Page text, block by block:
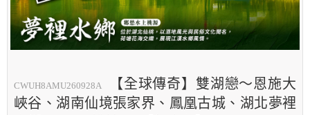
CWUH8AMU260928A
【全球傳奇】雙湖戀～恩施大
峽谷、湖南仙境張家界、鳳凰古城、湖北夢裡